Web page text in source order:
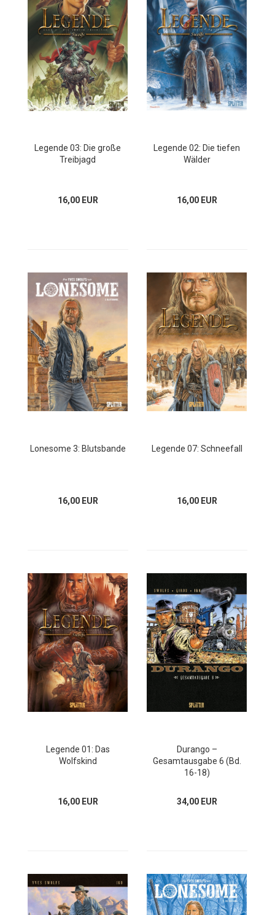
Legende 03: Die große
Treibjagd
16,00 EUR
Legende 02: Die tiefen
Wälder
16,00 EUR
Lonesome 3: Blutsbande
16,00 EUR
Legende 07: Schneefall
16,00 EUR
Legende 01: Das
Wolfskind
16,00 EUR
Durango –
Gesamtausgabe 6 (Bd.
16-18)
34,00 EUR